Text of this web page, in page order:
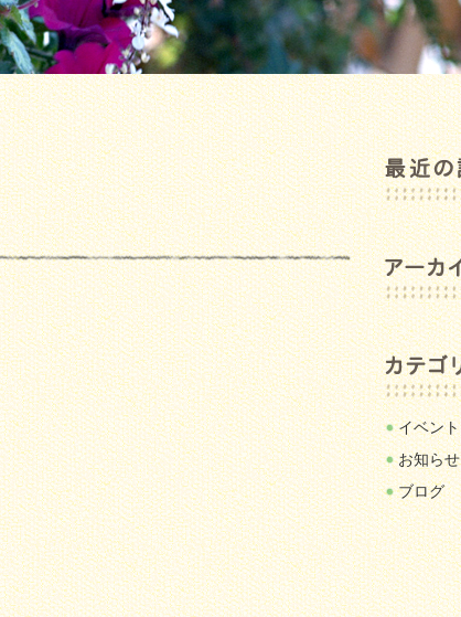
イベント
お知らせ
ブログ